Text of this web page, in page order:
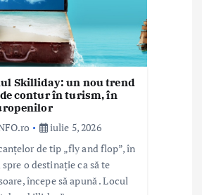
Skilliday: un nou trend
contur în turism, în
iulie 5, 2026
de tip „fly and flop”, în
o destinație ca să te
începe să apună . Locul